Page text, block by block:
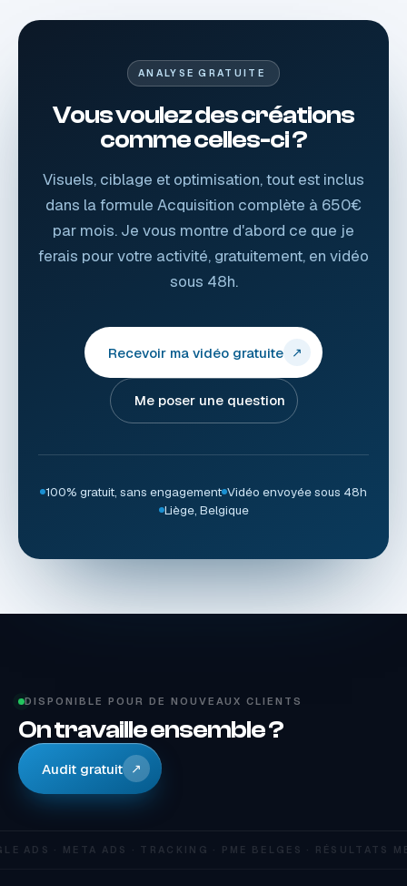
ANALYSE GRATUITE
Vous voulez des créations
comme celles-ci ?
Visuels, ciblage et optimisation, tout est inclus
dans la formule Acquisition complète à 650€
par mois. Je vous montre d'abord ce que je
ferais pour votre activité, gratuitement, en vidéo
sous 48h.
Recevoir ma vidéo gratuite ↗
Me poser une question
100% gratuit, sans engagement Vidéo envoyée sous 48h
Liège, Belgique
DISPONIBLE POUR DE NOUVEAUX CLIENTS
On travaille ensemble ?
Audit gratuit ↗
ADS · META ADS · TRACKING · PME BELGES · RÉSULTATS